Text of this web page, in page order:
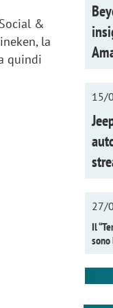
&
la
quindi
15/
27/
Il